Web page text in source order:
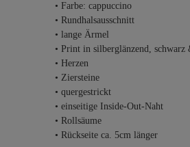
• Farbe: cappuccino
• Rundhalsausschnitt
• lange Ärmel
• Print in silberglänzend, schwarz
• Herzen
• Ziersteine
• quergestrickt
• einseitige Inside-Out-Naht
• Rollsäume
• Rückseite ca. 5cm länger